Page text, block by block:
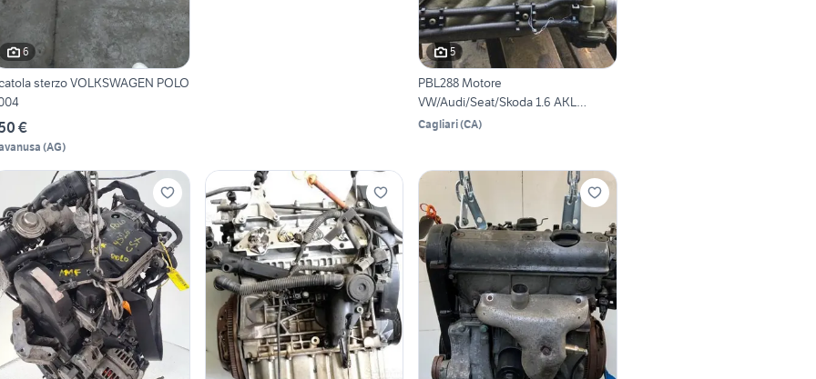
6
sterzo VOLKSWAGEN POLO
€
(AG)
5
PBL288 Motore
VW/Audi/Seat/Skoda 1.6 AKL
[95/07]
Cagliari(CA)